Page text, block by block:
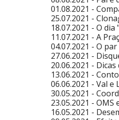
01.08.2021 -
25.07.2021 -
18.07.2021 - O dia
11.07.2021 - A
04.07.2021 - O
27.06.2021 -
20.06.2021 - Dicas
13.06.2021 -
06.06.2021 - Val e
30.05.2021 -
23.05.2021 - OMS
16.05.2021 -